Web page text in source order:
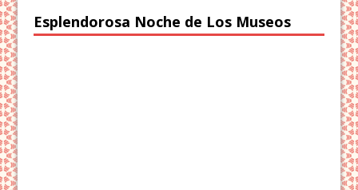
Esplendorosa Noche de Los Museos